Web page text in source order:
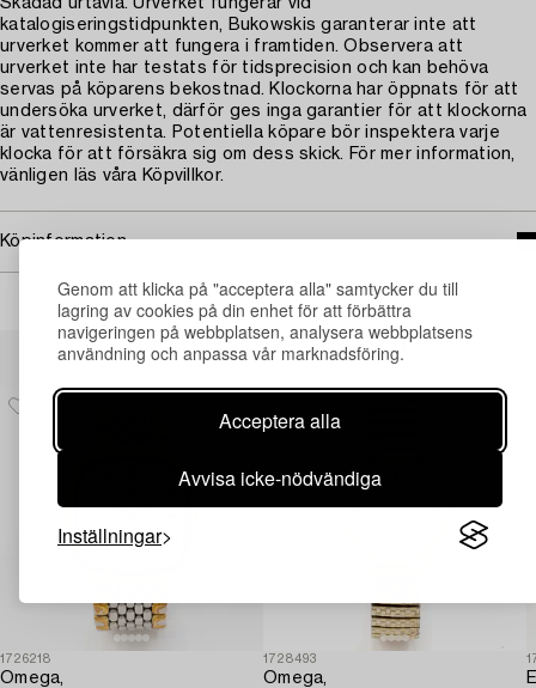
Genom att klicka på "acceptera alla" samtycker du till
lagring av cookies på din enhet för att förbättra
navigeringen på webbplatsen, analysera webbplatsens
användning och anpassa vår marknadsföring.
Acceptera alla
Avvisa icke-nödvändiga
Inställningar
Skadad urtavla. Urverket fungerar vid
katalogiseringstidpunkten, Bukowskis garanterar inte att
urverket kommer att fungera i framtiden. Observera att
urverket inte har testats för tidsprecision och kan behöva
servas på köparens bekostnad. Klockorna har öppnats för att
undersöka urverket, därför ges inga garantier för att klockorna
är vattenresistenta. Potentiella köpare bör inspektera varje
klocka för att försäkra sig om dess skick. För mer information,
vänligen läs våra Köpvillkor.
Köpinformation
Andra har även tittat på
1726218
Omega,
1728493
Omega,